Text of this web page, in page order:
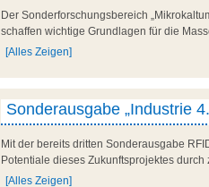
Der Sonderforschungsbereich
schaffen wichtige Grundlagen für die
[Alles Zeigen]
Sonderausgabe „Industrie
Mit der bereits dritten Sonderausgabe
Potentiale dieses Zukunftsprojektes
[Alles Zeigen]